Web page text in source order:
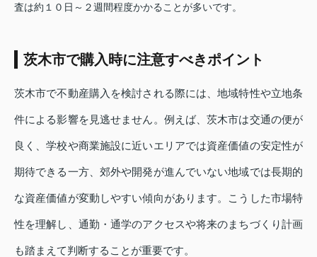
査は約１０日～２週間程度かかることが多いです。
茨木市で購入時に注意すべきポイント
茨木市で不動産購入を検討される際には、地域特性や立地条
件による影響を見逃せません。例えば、茨木市は交通の便が
良く、学校や商業施設に近いエリアでは資産価値の安定性が
期待できる一方、郊外や開発が進んでいない地域では長期的
な資産価値が変動しやすい傾向があります。こうした市場特
性を理解し、通勤・通学のアクセスや将来のまちづくり計画
も踏まえて判断することが重要です。